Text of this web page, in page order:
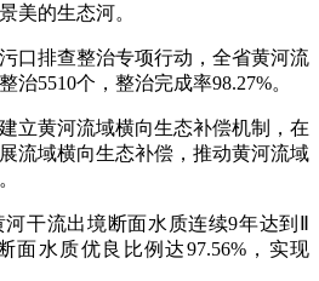
美的生态河。
排查整治专项行动，全省黄河流
治5510个，整治完成率98.27%。
黄河流域横向生态补偿机制，在
流域横向生态补偿，推动黄河流域
流出境断面水质连续9年达到Ⅱ
面水质优良比例达97.56%，实现